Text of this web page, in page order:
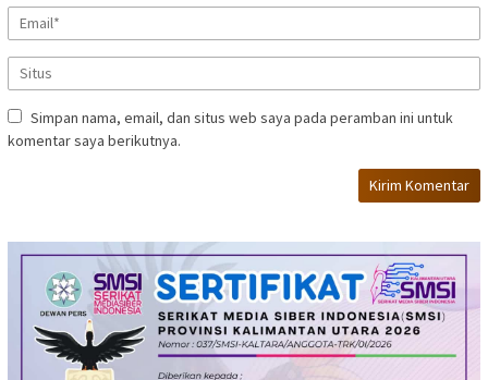
Simpan nama, email, dan situs web saya pada peramban ini untuk
komentar saya berikutnya.